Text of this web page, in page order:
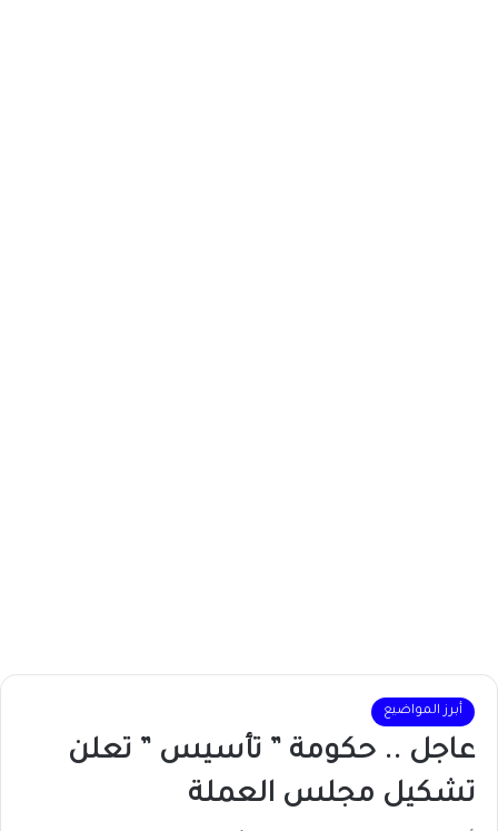
أبرز المواضيع
عاجل .. حكومة ” تأسيس ” تعلن
تشكيل مجلس العملة